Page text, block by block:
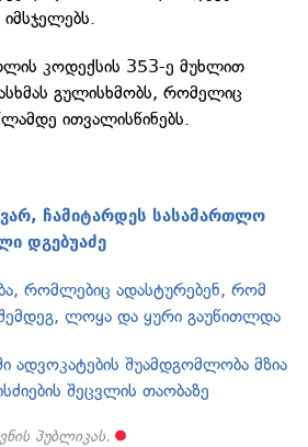
იმსჯელებს.
კოდექსის 353-ე მუხლით
გულისხმობს, რომელიც
ითვალისწინებს.
ჩამიტარდეს სასამართლო
დგებუაძე
რომლებიც ადასტურებენ, რომ
ლოყა და ყური გაუწითლდა
ადვოკატების შუამდგომლობა მზია
შეცვლის თაობაზე
პუბლიკას.